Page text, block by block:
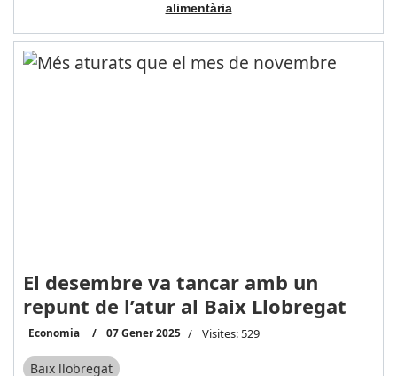
alimentària
El desembre va tancar amb un
repunt de l’atur al Baix Llobregat
Economia 07 Gener 2025 Visites: 529
Baix llobregat